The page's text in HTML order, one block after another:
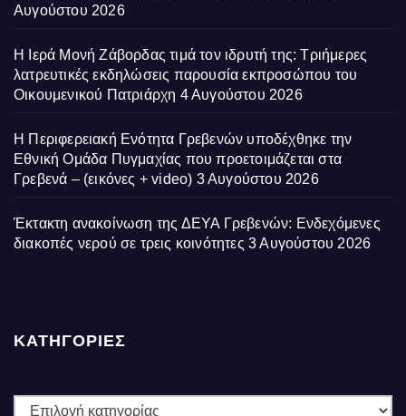
Αυγούστου 2026
Η Ιερά Μονή Ζάβορδας τιμά τον ιδρυτή της: Τριήμερες
λατρευτικές εκδηλώσεις παρουσία εκπροσώπου του
Οικουμενικού Πατριάρχη 4 Αυγούστου 2026
Η Περιφερειακή Ενότητα Γρεβενών υποδέχθηκε την
Εθνική Ομάδα Πυγμαχίας που προετοιμάζεται στα
Γρεβενά – (εικόνες + video) 3 Αυγούστου 2026
Έκτακτη ανακοίνωση της ΔΕΥΑ Γρεβενών: Ενδεχόμενες
διακοπές νερού σε τρεις κοινότητες 3 Αυγούστου 2026
ΚΑΤΗΓΟΡΙΕΣ
ΚΑΤΗΓΟΡΙΕΣ